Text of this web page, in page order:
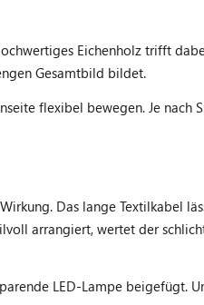
Eichenholz trifft
Gesamtbild bildet.
flexibel bewegen. Je nach
Das lange Textilkabel
arrangiert, wertet der
LED-Lampe beigefügt.